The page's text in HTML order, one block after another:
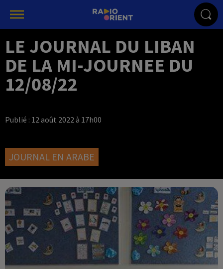
LE JOURNAL DU LIBAN
DE LA MI-JOURNEE DU
12/08/22
Publié : 12 août 2022 à 17h00
JOURNAL EN ARABE